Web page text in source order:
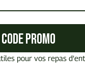
promo
pour vos repas